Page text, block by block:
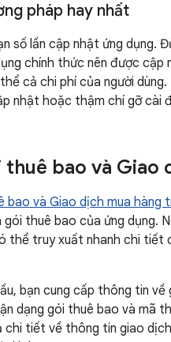
pháp hay nhất
số lần cập nhật ứng dụng.
chính thức nên được
cả chi phí của người
nhật hoặc thậm chí gỡ cài
thuê bao và
bao và Giao dịch mua hàng
gói thuê bao của ứng dụng.
thể truy xuất nhanh chi tiết
bạn cung cấp thông tin
dạng gói thuê bao và mã
chi tiết về thông tin giao